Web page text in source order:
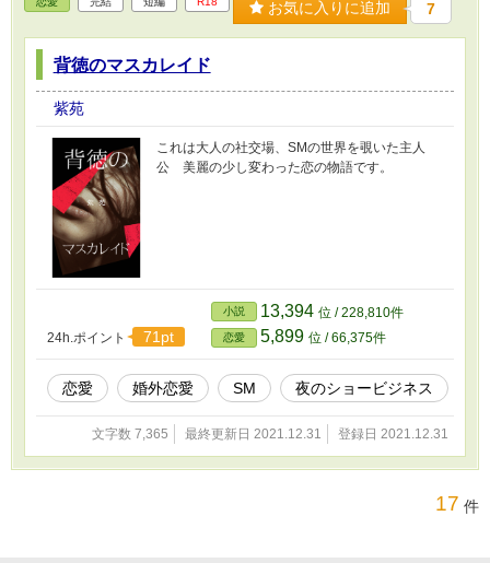
お気に入りに追加 7
背徳のマスカレイド
紫苑
これは大人の社交場、SMの世界を覗いた主人
公 美麗の少し変わった恋の物語です。
24h.ポイント 71pt
小説 13,394 位 / 228,810件
恋愛 5,899 位 / 66,375件
恋愛 婚外恋愛 SM 夜のショービジネス
文字数 7,365 最終更新日 2021.12.31 登録日 2021.12.31
17 件